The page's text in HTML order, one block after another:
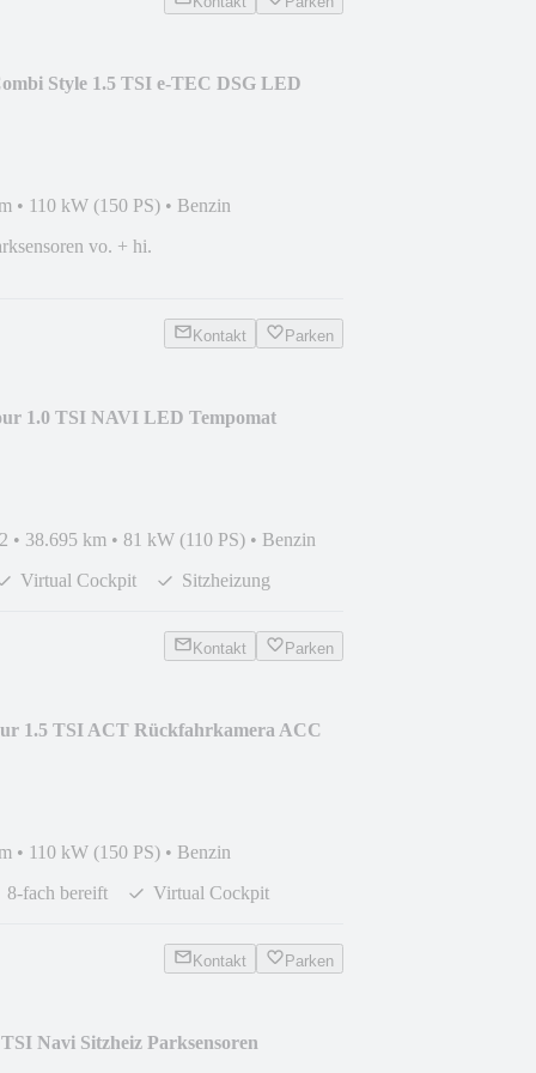
Style 1.5 TSI e-TEC DSG LED
• 110 kW (150 PS) • Benzin
vo. + hi.
Kontakt Parken
1.0 TSI NAVI LED Tempomat
• 38.695 km • 81 kW (110 PS) • Benzin
Virtual Cockpit Sitzheizung
Kontakt Parken
1.5 TSI ACT Rückfahrkamera ACC
• 110 kW (150 PS) • Benzin
8-fach bereift Virtual Cockpit
Kontakt Parken
Navi Sitzheiz Parksensoren